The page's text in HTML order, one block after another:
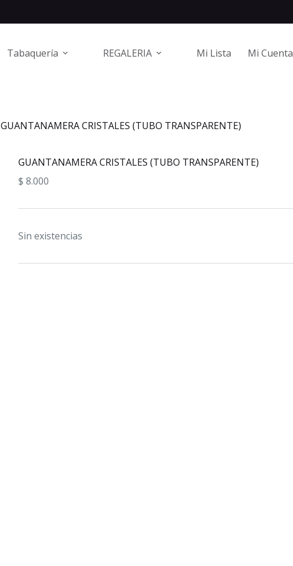
Tabaquería
REGALERIA Mi Lista Mi Cuenta
GUANTANAMERA CRISTALES (TUBO TRANSPARENTE)
GUANTANAMERA CRISTALES (TUBO TRANSPARENTE)
$ 8.000
Sin existencias